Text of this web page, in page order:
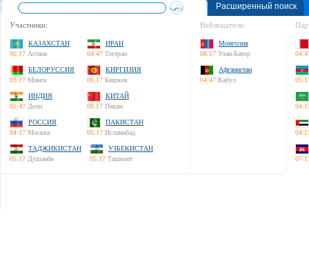
Расширенный поиск
Участники:
КАЗАХСТАН
06:17 Астана
ИРАН
04:47 Тегеран
БЕЛОРУССИЯ
03:17 Минск
КИРГИЗИЯ
06:17 Бишкек
ИНДИЯ
05:47 Дели
КИТАЙ
08:17 Пекин
РОССИЯ
04:17 Москва
ПАКИСТАН
05:17 Исламабад
ТАДЖИКИСТАН
05:17 Душанбе
УЗБЕКИСТАН
05:17 Ташкент
Наблюдатели:
Монголия
08:17 Улан-Батор
Афганистан
04:47 Кабул